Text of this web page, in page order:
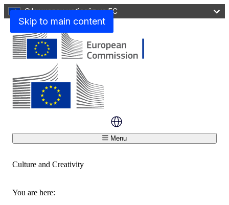
Skip to main content
Официален уебсайт на ЕС
Menu
Culture and Creativity
You are here: